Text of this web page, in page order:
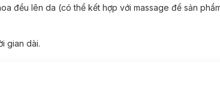
đều lên da (có thể kết hợp với massage để sản
gian dài.